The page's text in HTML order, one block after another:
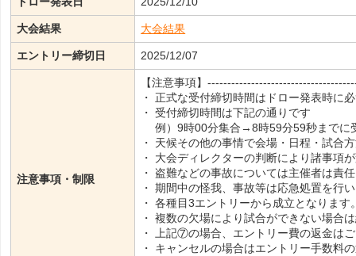
大会結果 大会結果
エントリー締切日 2025/12/07
注意事項・制限
【注意事項】
・ 正式な受付締切時間はドロー発表時に
・ 受付締切時間は下記の通りです
例）9時00分集合→8時59分59秒までに
・ 天候その他の事情で会場・日程・試合
・ 大会ディレクターの判断により諸事項
・ 盗難などの事故については主催者は責
・ 期間中の怪我、事故等は応急処置を行
・ 各種目3エントリーから成立となります
・ 複数の欠場により試合ができない場合
・ 上記⑦の場合、エントリー費の返金は
・ キャンセルの場合はエントリー手数料